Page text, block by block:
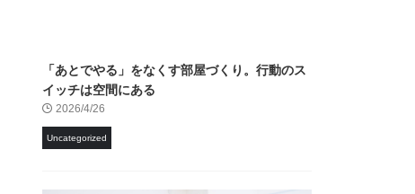
「あとでやる」をなくす部屋づくり。行動のス
イッチは空間にある
2026/4/26
Uncategorized